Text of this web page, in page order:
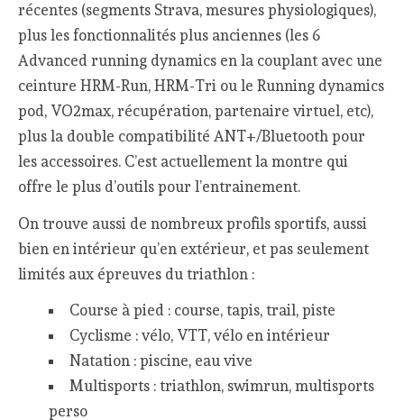
récentes (segments Strava, mesures physiologiques),
plus les fonctionnalités plus anciennes (les 6
Advanced running dynamics en la couplant avec une
ceinture HRM-Run, HRM-Tri ou le Running dynamics
pod, VO2max, récupération, partenaire virtuel, etc),
plus la double compatibilité ANT+/Bluetooth pour
les accessoires. C’est actuellement la montre qui
offre le plus d’outils pour l’entrainement.
On trouve aussi de nombreux profils sportifs, aussi
bien en intérieur qu’en extérieur, et pas seulement
limités aux épreuves du triathlon :
Course à pied : course, tapis, trail, piste
Cyclisme : vélo, VTT, vélo en intérieur
Natation : piscine, eau vive
Multisports : triathlon, swimrun, multisports
perso